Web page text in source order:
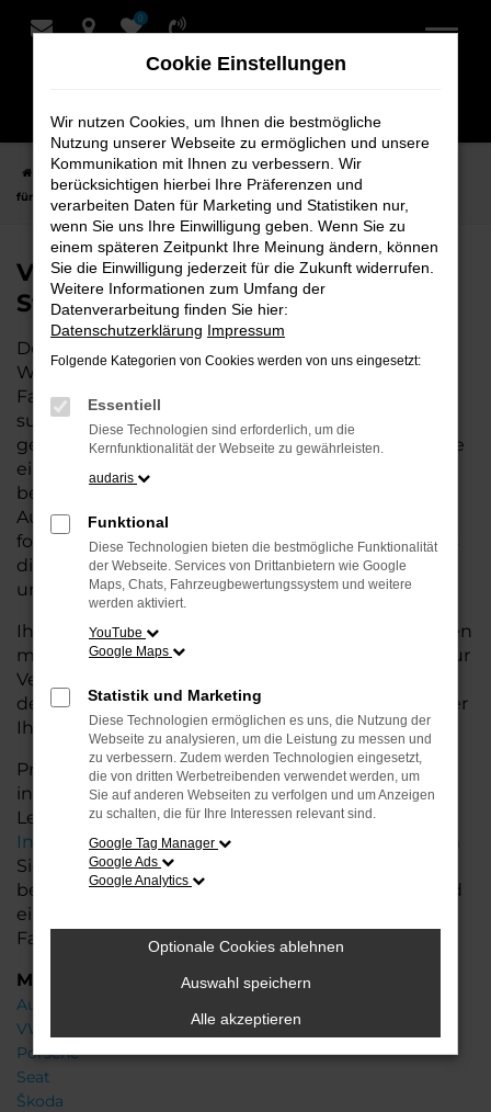
Zum
0
Startseite Stuhr VW VW T-Cross
VW T-Cross Tageszulassung
für Stuhr bei Schmidt + Koch
VW T-Cross Tageszulassung für
Stuhr bei Schmidt + Koch
Der VW T-Cross Tageszulassung ist die perfekte
Wahl für alle, die für Stuhr ein hochwertiges
Fahrzeug zu einem besonders attraktiven Preis
suchen. Als Neuwagen mit nur wenigen
gefahrenen Kilometern bietet er Ihnen alle Vorteile
eines neuen Fahrzeugs, jedoch zu deutlich
besseren Konditionen. Mit seiner modernen
Ausstattung, der hohen Effizienz und den
fortschrittlichen Sicherheitsfeatures ist der T-Cross
die ideale Lösung für den Stadtverkehr für Stuhr
und längere Ausflüge ins Umland.
Ihr VW Autohaus in der Nähe von Stuhr steht Ihnen
mit einer breiten Auswahl an Tageszulassungen zur
Verfügung. Unser Team hilft Ihnen, den T-Cross in
der passenden Ausstattungsvariante zu finden, der
Ihre Anforderungen und Wünsche erfüllt.
Profitieren Sie von zusätzlichen Services wie
individuellen Finanzierungs- und
Leasingangeboten, sowie der bequemen
InzahlungnahmeIhres alten Fahrzeugs. Besuchen
Sie uns und lassen Sie sich von unseren Experten
beraten. Wir bieten Ihnen eine große Auswahl und
eine persönliche Beratung, damit Sie das perfekte
Fahrzeug für Ihre Bedürfnisse finden.
Marken
Audi
VW
Porsche
Seat
Škoda
Cookie Einstellungen
Wir nutzen Cookies, um Ihnen die bestmögliche
Nutzung unserer Webseite zu ermöglichen und unsere
Kommunikation mit Ihnen zu verbessern. Wir
berücksichtigen hierbei Ihre Präferenzen und
verarbeiten Daten für Marketing und Statistiken nur,
wenn Sie uns Ihre Einwilligung geben. Wenn Sie zu
einem späteren Zeitpunkt Ihre Meinung ändern, können
Sie die Einwilligung jederzeit für die Zukunft widerrufen.
Weitere Informationen zum Umfang der
Datenverarbeitung finden Sie hier:
Datenschutzerklärung Impressum
Folgende Kategorien von Cookies werden von uns eingesetzt:
Essentiell
Diese Technologien sind erforderlich, um die
Kernfunktionalität der Webseite zu gewährleisten.
audaris
Funktional
Diese Technologien bieten die bestmögliche Funktionalität
der Webseite. Services von Drittanbietern wie Google
Maps, Chats, Fahrzeugbewertungssystem und weitere
werden aktiviert.
YouTube
Google Maps
Statistik und Marketing
Diese Technologien ermöglichen es uns, die Nutzung der
Webseite zu analysieren, um die Leistung zu messen und
zu verbessern. Zudem werden Technologien eingesetzt,
die von dritten Werbetreibenden verwendet werden, um
Sie auf anderen Webseiten zu verfolgen und um Anzeigen
zu schalten, die für Ihre Interessen relevant sind.
Google Tag Manager
Google Ads
Google Analytics
Optionale Cookies ablehnen
Auswahl speichern
Alle akzeptieren